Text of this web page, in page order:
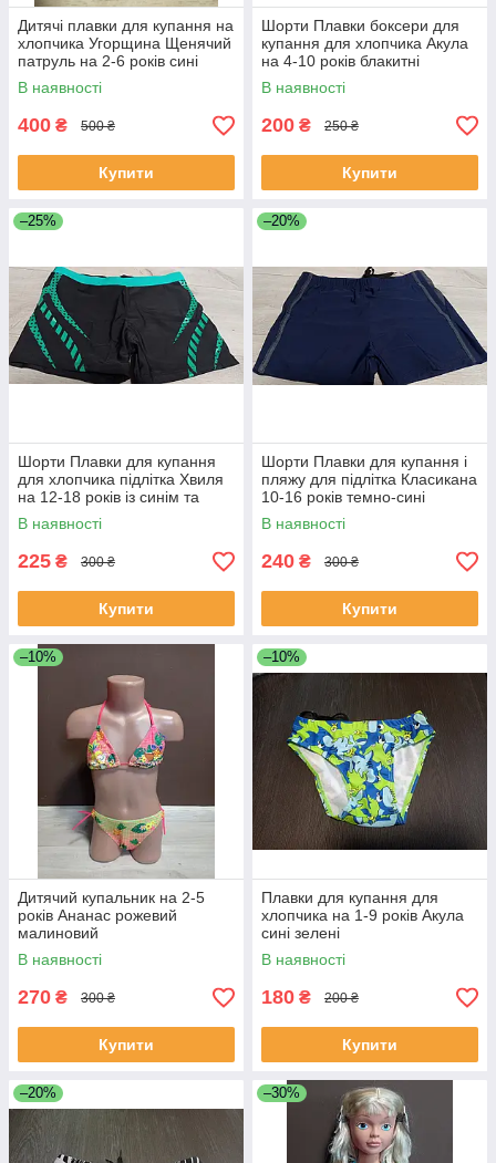
Дитячі плавки для купання на
хлопчика Угорщина Щенячий
патруль на 2-6 років сині
В наявності
400 ₴ 500 ₴
Купити
Шорти Плавки боксери для
купання для хлопчика Акула
на 4-10 років блакитні
В наявності
200 ₴ 250 ₴
Купити
–25%
Шорти Плавки для купання
для хлопчика підлітка Хвиля
на 12-18 років із синім та
зеленим
В наявності
225 ₴ 300 ₴
Купити
–20%
Шорти Плавки для купання і
пляжу для підлітка Класикана
10-16 років темно-сині
В наявності
240 ₴ 300 ₴
Купити
–10%
Дитячий купальник на 2-5
років Ананас рожевий
малиновий
В наявності
270 ₴ 300 ₴
Купити
–10%
Плавки для купання для
хлопчика на 1-9 років Акула
сині зелені
В наявності
180 ₴ 200 ₴
Купити
–20% –30%